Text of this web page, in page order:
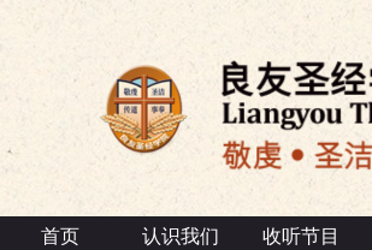
首页 认识我们 收听节目